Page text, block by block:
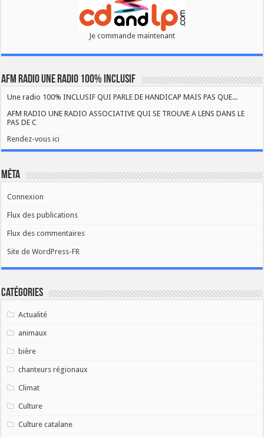
Je commande maintenant
AFM RADIO UNE RADIO 100% INCLUSIF
Une radio 100% INCLUSIF QUI PARLE DE HANDICAP MAIS PAS QUE...
AFM RADIO UNE RADIO ASSOCIATIVE QUI SE TROUVE A LENS DANS LE
PAS DE C
Rendez-vous ici
Méta
Connexion
Flux des publications
Flux des commentaires
Site de WordPress-FR
Catégories
Actualité
animaux
bière
chanteurs régionaux
Climat
Culture
Culture catalane